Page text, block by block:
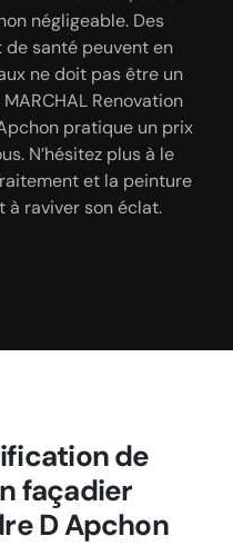
négligeable. Des
santé peuvent en
ne doit pas être un
Renovation
pratique un prix
N’hésitez plus à le
et la peinture
raviver son éclat.
travaux concernant
d’effectuer le
adapté à son
et le ravalement de
différents matériels
à tous les matériaux
moi, MARCHAL
à Saint Andre D
de la façade. Il est
différentes causes de
ensuite au nettoyage
nous disposons de
traiter avec efficacité
les fissures et
les rénovations et
se termine par le
de
façadier
D Apchon